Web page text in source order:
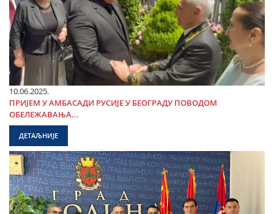
10.06.2025.
ПРИЈЕМ У АМБАСАДИ РУСИЈЕ У БЕОГРАДУ ПОВОДОМ
ОБЕЛЕЖАВАЊА...
ДЕТАЉНИЈЕ